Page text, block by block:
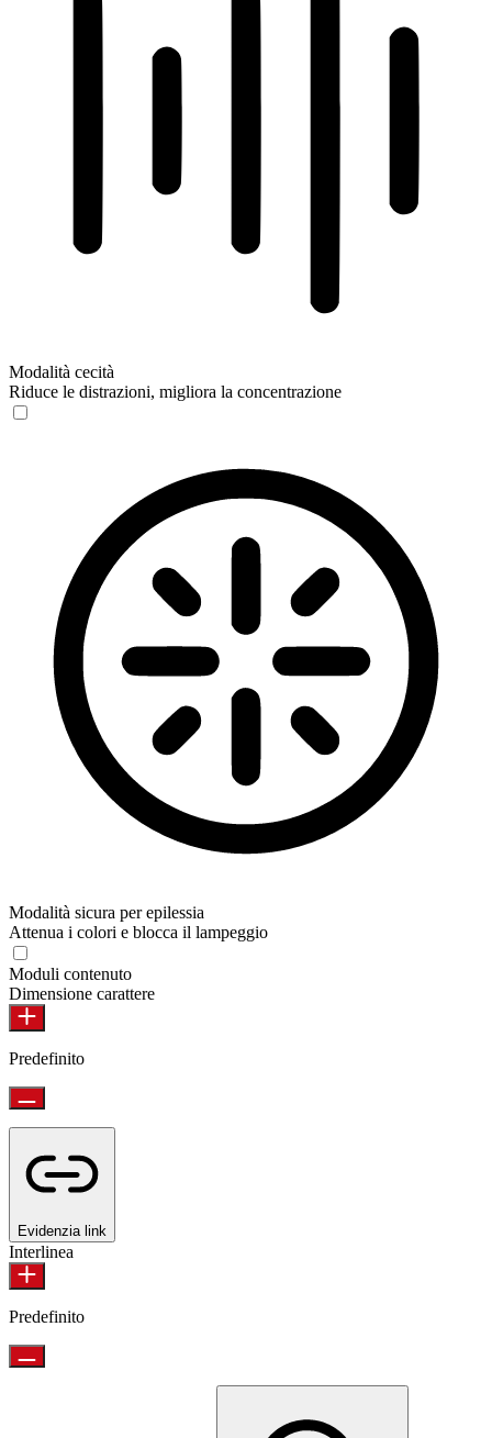
Modalità cecità
Riduce le distrazioni, migliora la concentrazione
Modalità sicura per epilessia
Attenua i colori e blocca il lampeggio
Moduli contenuto
Dimensione carattere
Predefinito
Evidenzia link
Interlinea
Predefinito